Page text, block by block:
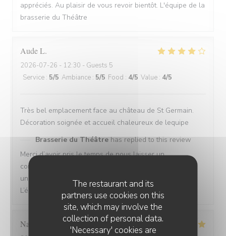
The restaurant and its
partners use cookies on this
site, which may involve the
collection of personal data.
'Necessary' cookies are
appréciés. Au plaisir de vous revoir bientôt. L'équipe de la
brasserie du Théâtre
AudeL
2026-07-26 - 12:30 - Guests 5
Service : 5/5 Ambiance : 5/5 Food : 4/5 Value : 4/5
Très bel emplacement face au château de St Germain.
Décoration soignée et accueil chaleureux de lequipe
Brasserie du Théâtre has replied to this review
Merci d’avoir pris le temps de nous laisser un
commentaire. Nous sommes ravis que vous ayez passé
un bon moment, nous espérons vous revoir bientôt !
L’équipe de la Brasserie du Théâtre.
Nathalie